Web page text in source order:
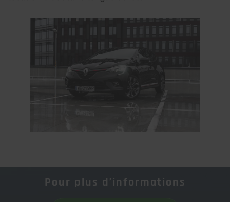
Pour plus d’informations